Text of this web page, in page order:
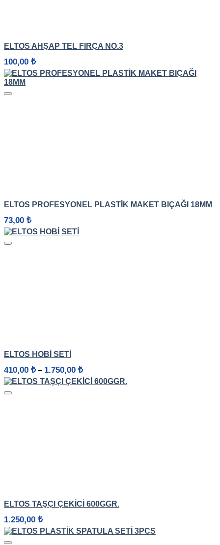
ELTOS AHŞAP TEL FIRÇA NO.3
100,00 ₺
ELTOS PROFESYONEL PLASTIK MAKET BIÇAĞI 18MM
73,00 ₺
ELTOS HOBI SETI
410,00 ₺ – 1.750,00 ₺
aralığı:
410,00 ₺
ELTOS TAŞÇI ÇEKICI 600GGR.
1.250,00 ₺